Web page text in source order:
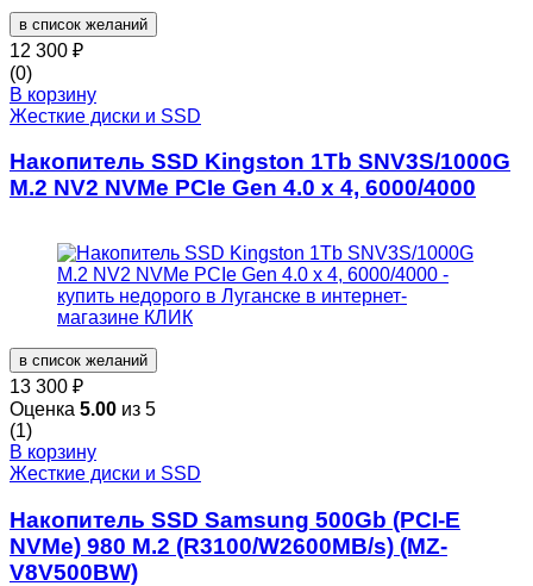
в список желаний
12 300 ₽
(0)
В корзину
Жесткие диски и SSD
Накопитель SSD Kingston 1Tb SNV3S/1000G
M.2 NV2 NVMe PCIe Gen 4.0 x 4, 6000/4000
в список желаний
13 300 ₽
Оценка 5.00 из 5
(1)
В корзину
Жесткие диски и SSD
Накопитель SSD Samsung 500Gb (PCI-E
NVMe) 980 M.2 (R3100/W2600MB/s) (MZ-
V8V500BW)